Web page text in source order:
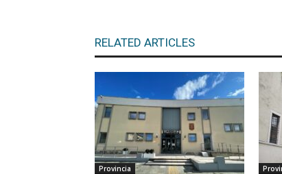
RELATED ARTICLES
Provincia